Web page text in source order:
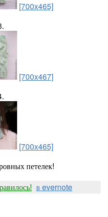
[700x465]
[700x467]
[700x465]
петелек!
в evernote